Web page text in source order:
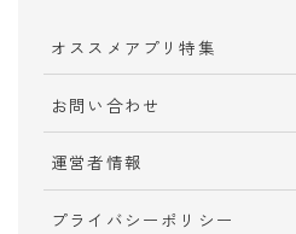
オススメアプリ特集
お問い合わせ
運営者情報
プライバシーポリシー